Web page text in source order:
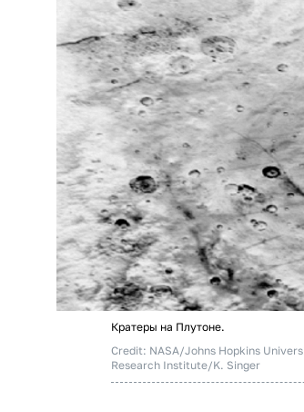
Кратеры на Плутоне.
Credit: NASA/Johns Hopkins
Research Institute/K. Singer